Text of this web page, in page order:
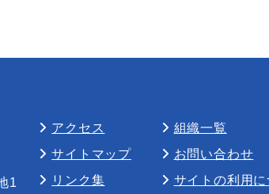
1
アクセス
組織一覧
サイトマップ
お問い合わせ
リンク集
サイトの利用に